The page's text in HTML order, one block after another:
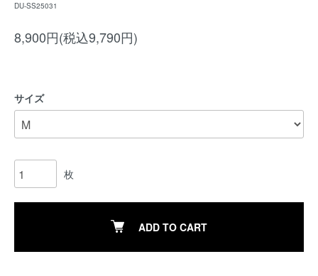
DU-SS25031
8,900円(税込9,790円)
サイズ
枚
ADD TO CART